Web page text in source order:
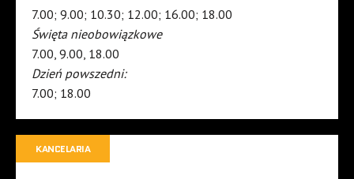
7.00; 9.00; 10.30; 12.00; 16.00; 18.00
Święta nieobowiązkowe
7.00, 9.00, 18.00
Dzień powszedni:
7.00; 18.00
KANCELARIA